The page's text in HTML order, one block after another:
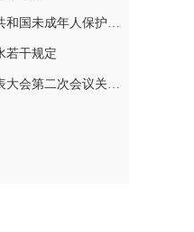
湖南省实施《中华人民共和国未成年人保护法》若干规定
若干规定
湖南省第十四届人民代表大会第二次会议关于湖南省人民代表大会常务委员会工作报告的决议